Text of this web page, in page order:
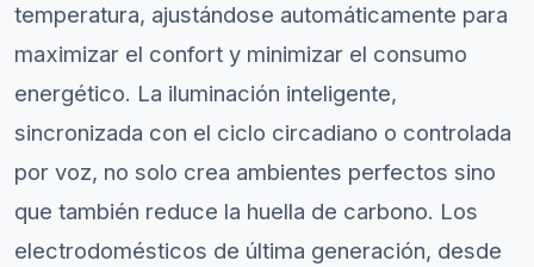
temperatura, ajustándose automáticamente para
maximizar el confort y minimizar el consumo
energético. La iluminación inteligente,
sincronizada con el ciclo circadiano o controlada
por voz, no solo crea ambientes perfectos sino
que también reduce la huella de carbono. Los
electrodomésticos de última generación, desde